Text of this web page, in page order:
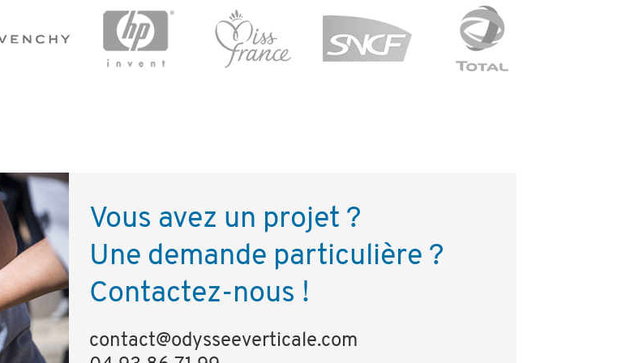
Vous avez un projet ?
Une demande particulière ?
Contactez-nous !
contact@odysseeverticale.com